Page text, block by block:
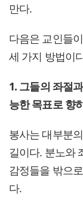
만다.
다음은 교인들
세 가지 방법이
1. 그들의 좌절
능한 목표로 향
봉사는 대부분
길이다. 분노와
감정들을 밖으
다.